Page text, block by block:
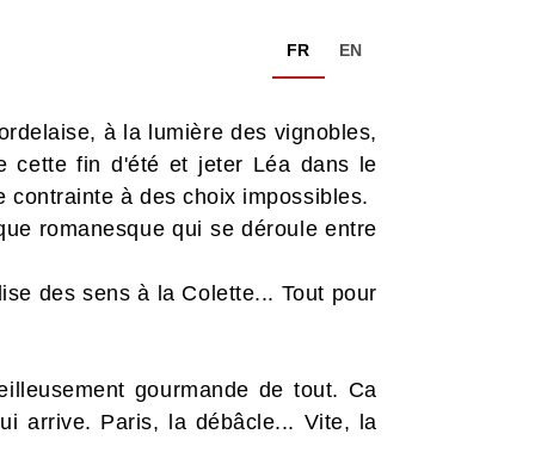
FR EN
à la lumière des vignobles,
cette fin d'été et jeter Léa dans le
à des choix impossibles.
romanesque qui se déroule entre
des sens à la Colette... Tout pour
gourmande de tout. Ca
arrive. Paris, la débâcle... Vite, la